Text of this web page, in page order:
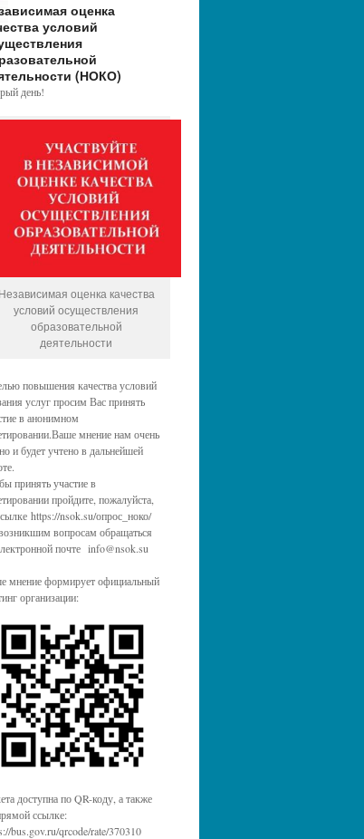
оценка
условий
(НОКО)
день!
Независимая оценка качества
условий осуществления
образовательной
деятельности
повышения качества условий
услуг просим Вас принять
в анонимном
мнение нам очень
и будет учтено в дальнейшей
принять участие в
пройдите, пожалуйста,
https://nsok.su/опрос_ноко/
вопросам обращаться
почте info@nsok.su
мнение формирует официальный
организации:
доступна по QR-коду, а также
ссылке:
bus.gov.ru/qrcode/rate/370310